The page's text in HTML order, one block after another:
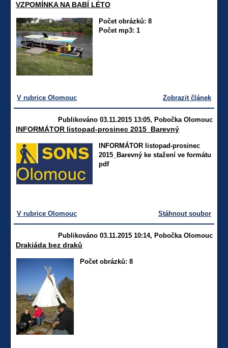
VZPOMÍNKA NA BABÍ LÉTO
Počet obrázků: 8
Počet mp3: 1
V rubrice Olomouc Zobrazit článek
Publikováno 03.11.2015 13:05, Pobočka Olomouc
INFORMÁTOR listopad-prosinec 2015_Barevný
INFORMÁTOR listopad-prosinec
2015_Barevný ke stažení ve formátu
pdf
V rubrice Olomouc Stáhnout soubor
Publikováno 03.11.2015 10:14, Pobočka Olomouc
Drakiáda bez draků
Počet obrázků: 8